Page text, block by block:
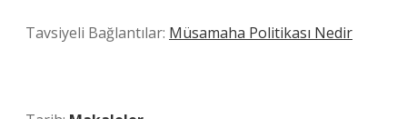
Tavsiyeli Bağlantılar: Müsamaha Politikası Nedir